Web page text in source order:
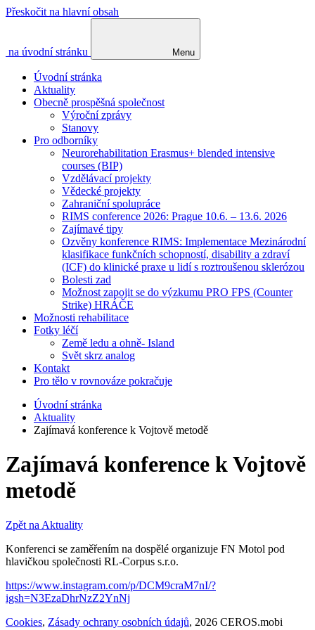
Přeskočit na hlavní obsah
na úvodní stránku Menu
Úvodní stránka
Aktuality
Obecně prospěšná společnost
Výroční zprávy
Stanovy
Pro odborníky
Neurorehabilitation Erasmus+ blended intensive
courses (BIP)
Vzdělávací projekty
Vědecké projekty
Zahraniční spolupráce
RIMS conference 2026: Prague 10.6. – 13.6. 2026
Zajímavé tipy
Ozvěny konference RIMS: Implementace Mezinárodní
klasifikace funkčních schopností, disability a zdraví
(ICF) do klinické praxe u lidí s roztroušenou sklerózou
Bolesti zad
Možnost zapojit se do výzkumu PRO FPS (Counter
Strike) HRÁČE
Možnosti rehabilitace
Fotky léčí
Země ledu a ohně- Island
Svět skrz analog
Kontakt
Pro tělo v rovnováze pokračuje
Úvodní stránka
Aktuality
Zajímavá konference k Vojtově metodě
Zajímavá konference k Vojtově
metodě
Zpět na Aktuality
Konferenci se zaměřením na dospělé organizuje FN Motol pod
hlavičkou společnosti RL-Corpus s.r.o.
https://www.instagram.com/p/DCM9craM7nI/?
igsh=N3EzaDhrNzZ2YnNj
Cookies, Zásady ochrany osobních údajů, 2026 CEROS.mobi